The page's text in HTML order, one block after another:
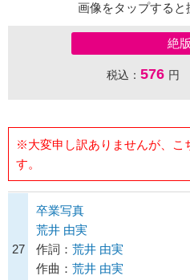
画像をタップすると
絶版
税込： 576 円
※大変申し訳ありませんが、こ
す。
27
卒業写真
荒井 由実
作詞： 荒井 由実
作曲： 荒井 由実